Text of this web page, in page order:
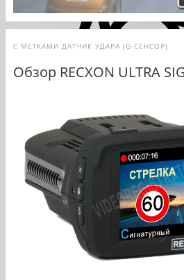
С МЕТКАМИ ДАТЧИК УДАРА (G-СЕНСОР)
Обзор RECXON ULTRA